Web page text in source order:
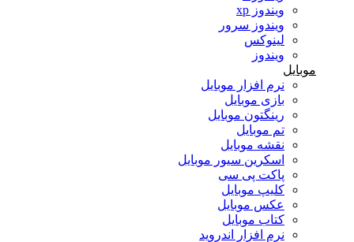
ویندوز xp
ویندوز سرور
لینوکس
ویندوز
موبایل
نرم افزار موبایل
بازی موبایل
رینگتون موبایل
تم موبایل
نقشه موبایل
اسکرین سیور موبایل
پاکت پی سی
کلیپ موبایل
عکس موبایل
کتاب موبایل
نرم افزار اندروید